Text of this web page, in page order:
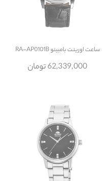
ساعتاورینت بامبینو RA-AP0101B
62,339,000 تومان